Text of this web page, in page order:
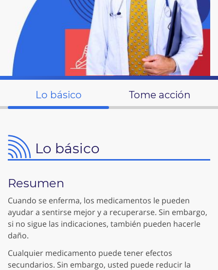
Lo básico Tome acción
Lo básico
Resumen
Cuando se enferma, los medicamentos le pueden
ayudar a sentirse mejor y a recuperarse. Sin embargo,
si no sigue las indicaciones, también pueden hacerle
daño.
Cualquier medicamento puede tener efectos
secundarios. Sin embargo, usted puede reducir la